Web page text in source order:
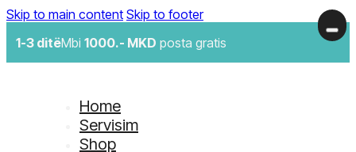
Skip to main content Skip to footer
1-3 ditëMbi 1000.- MKD posta gratis
Home
Servisim
Shop